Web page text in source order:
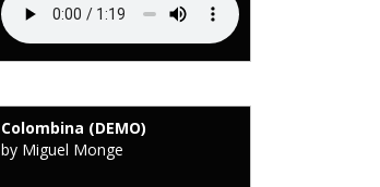
Colombina (DEMO)
by Miguel Monge